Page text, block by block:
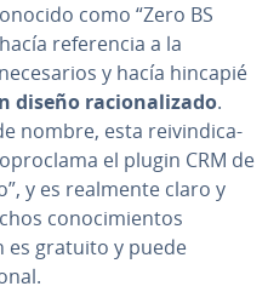
como “Zero BS
re­fe­re­n­cia a la
y hacía hincapié
diseño ra­cio­na­li­za­do.
nombre, esta rei­vi­n­di­ca­
el plugin CRM de
y es realmente claro y
co­no­ci­mie­n­tos
es gratuito y puede